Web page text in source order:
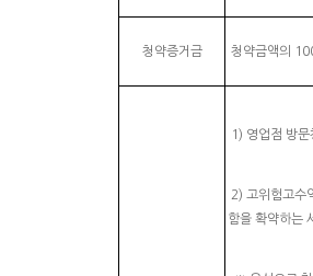
청약증거금 청약금액의
1) 영업점 방
2) 고위험고수
함을 확약하는